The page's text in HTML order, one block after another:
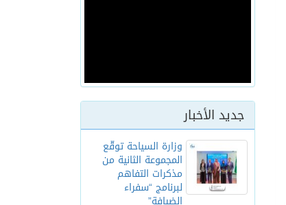
جديد الأخبار
وزارة السياحة توقّع
المجموعة الثانية من
مذكرات التفاهم
لبرنامج “سفراء
الضيافة”